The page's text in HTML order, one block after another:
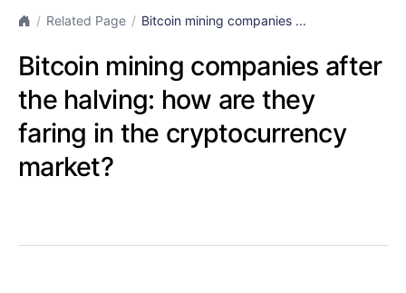
Related Page Bitcoin mining companies ...
Bitcoin mining companies after
the halving: how are they
faring in the cryptocurrency
market?